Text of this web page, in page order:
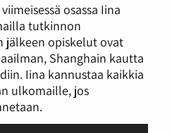
osassa Iina
tutkinnon
jälkeen opiskelut ovat
Shanghain kautta
Iina kannustaa kaikkia
ulkomaille, jos